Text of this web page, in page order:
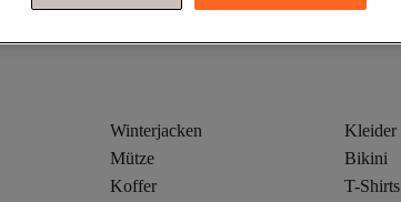
Winterjacken Kleider
Mütze
Bikini
Koffer
T-Shirts